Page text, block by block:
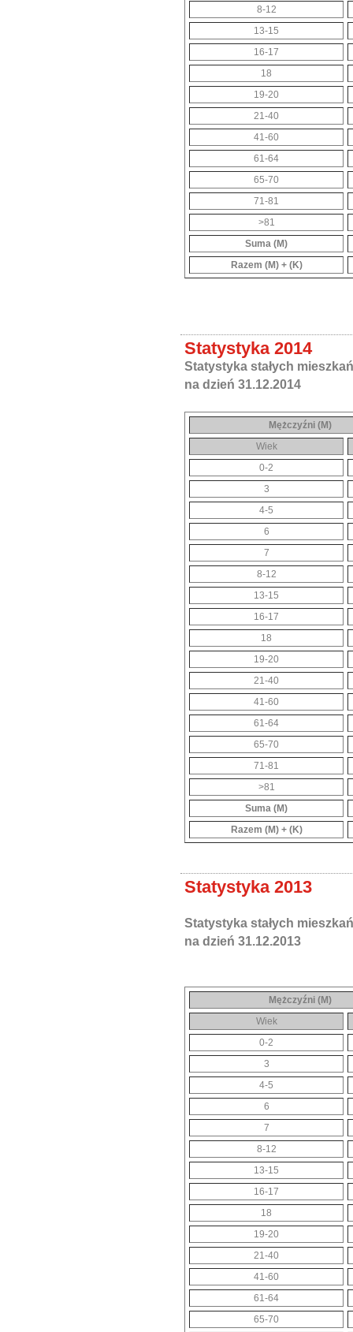
8-12
13-15
16-17
18
19-20
21-40
41-60
61-64
65-70
71-81
>81
Suma (M)
Razem (M) + (K)
Statystyka 2014
Statystyka stałych
na dzień 31.12.2014
Mężczyźni (M)
Wiek
0-2
3
4-5
6
7
8-12
13-15
16-17
18
19-20
21-40
41-60
61-64
65-70
71-81
>81
Suma (M)
Razem (M) + (K)
Statystyka 2013
Statystyka stałych
na dzień 31.12.2013
Mężczyźni (M)
Wiek
0-2
3
4-5
6
7
8-12
13-15
16-17
18
19-20
21-40
41-60
61-64
65-70